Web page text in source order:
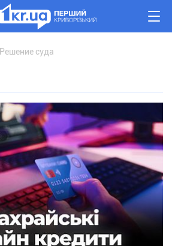
Решение суда